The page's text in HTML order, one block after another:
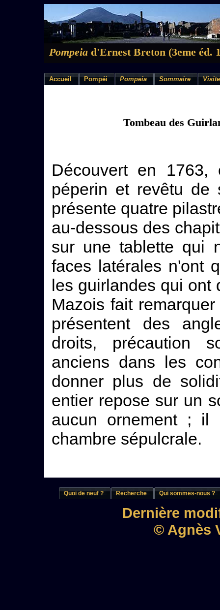
Pompeia d'Ernest Breton (3eme éd.
Accueil Pompéi Pompeia Sommaire Visite
Tombeau des
Découvert en
péperin et revêtu de
présente quatre
au-dessous des
sur une tablette qui
faces latérales n'ont
les guirlandes qui ont
Mazois fait
présentent des
droits, précaution
anciens dans les
donner plus de
entier repose sur un
aucun ornement ;
chambre sépulcrale.
Quoi de neuf ? Recherche Qui sommes-nous ?
Dernière
© Agnès